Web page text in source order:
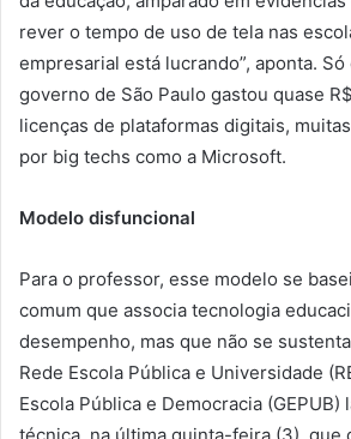
rever o tempo de uso de tela nas
empresarial está lucrando”, aponta. Só
governo de São Paulo gastou quase
licenças de plataformas digitais,
por big techs como a Microsoft.
Modelo disfuncional
Para o professor, esse modelo se
comum que associa tecnologia
desempenho, mas que não se
Rede Escola Pública e Universidade
Escola Pública e Democracia (GEPUB)